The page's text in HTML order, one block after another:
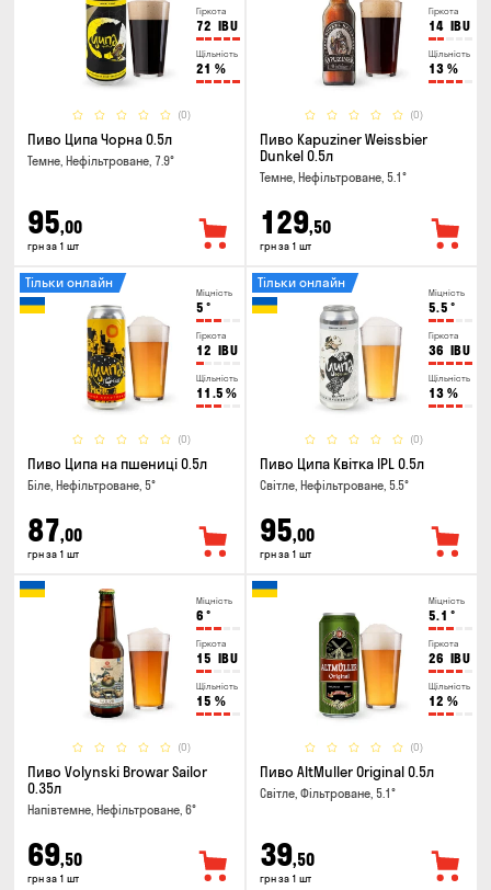
Гіркота
72 IBU
Щільність
21 %
(0)
Пиво Ципа Чорна 0.5л
Темне, Нефільтроване, 7.9°
95,00
грн за 1 шт
Гіркота
14 IBU
Щільність
13 %
(0)
Пиво Kapuziner Weissbier
Dunkel 0.5л
Темне, Нефільтроване, 5.1°
129,50
грн за 1 шт
Міцність
5 °
Гіркота
12 IBU
Щільність
11.5 %
(0)
Тільки онлайн
Пиво Ципа на пшениці 0.5л
Біле, Нефільтроване, 5°
87,00
грн за 1 шт
Міцність
5.5 °
Гіркота
36 IBU
Щільність
13 %
(0)
Тільки онлайн
Пиво Ципа Квітка IPL 0.5л
Світле, Нефільтроване, 5.5°
95,00
грн за 1 шт
Міцність
6 °
Гіркота
15 IBU
Щільність
15 %
(0)
Пиво Volynski Browar Sailor
0.35л
Напівтемне, Нефільтроване, 6°
69,50
грн за 1 шт
Міцність
5.1 °
Гіркота
26 IBU
Щільність
12 %
(0)
Пиво AltMuller Original 0.5л
Світле, Фільтроване, 5.1°
39,50
грн за 1 шт